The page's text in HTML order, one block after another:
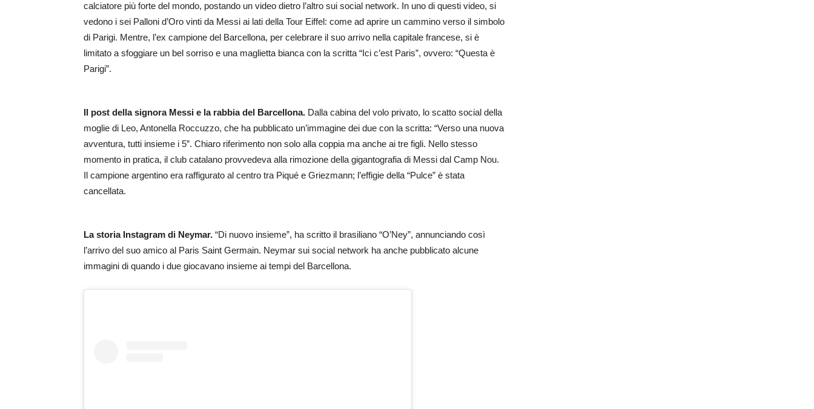
calciatore più forte del mondo, postando un video dietro l’altro sui social network. In uno di questi video, si
vedono i sei Palloni d’Oro vinti da Messi ai lati della Tour Eiffel: come ad aprire un cammino verso il simbolo
di Parigi. Mentre, l’ex campione del Barcellona, per celebrare il suo arrivo nella capitale francese, si è
limitato a sfoggiare un bel sorriso e una maglietta bianca con la scritta “Ici c’est Paris”, ovvero: “Questa è
Parigi”.
Il post della signora Messi e la rabbia del Barcellona. Dalla cabina del volo privato, lo scatto social della
moglie di Leo, Antonella Roccuzzo, che ha pubblicato un’immagine dei due con la scritta: “Verso una nuova
avventura, tutti insieme i 5”. Chiaro riferimento non solo alla coppia ma anche ai tre figli. Nello stesso
momento in pratica, il club catalano provvedeva alla rimozione della gigantografia di Messi dal Camp Nou.
Il campione argentino era raffigurato al centro tra Piqué e Griezmann; l’effigie della “Pulce” è stata
cancellata.
La storia Instagram di Neymar. “Di nuovo insieme”, ha scritto il brasiliano “O’Ney”, annunciando così
l’arrivo del suo amico al Paris Saint Germain. Neymar sui social network ha anche pubblicato alcune
immagini di quando i due giocavano insieme ai tempi del Barcellona.